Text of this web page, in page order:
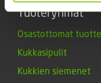
Tuoteryhmät
Osastottomat
Kukkasipulit
Kukkien siemenet